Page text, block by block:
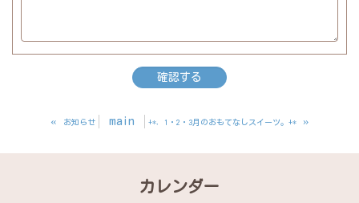
« お知らせ main +*．1・2・3月のおもてなしスイーツ。+*»
カレンダー